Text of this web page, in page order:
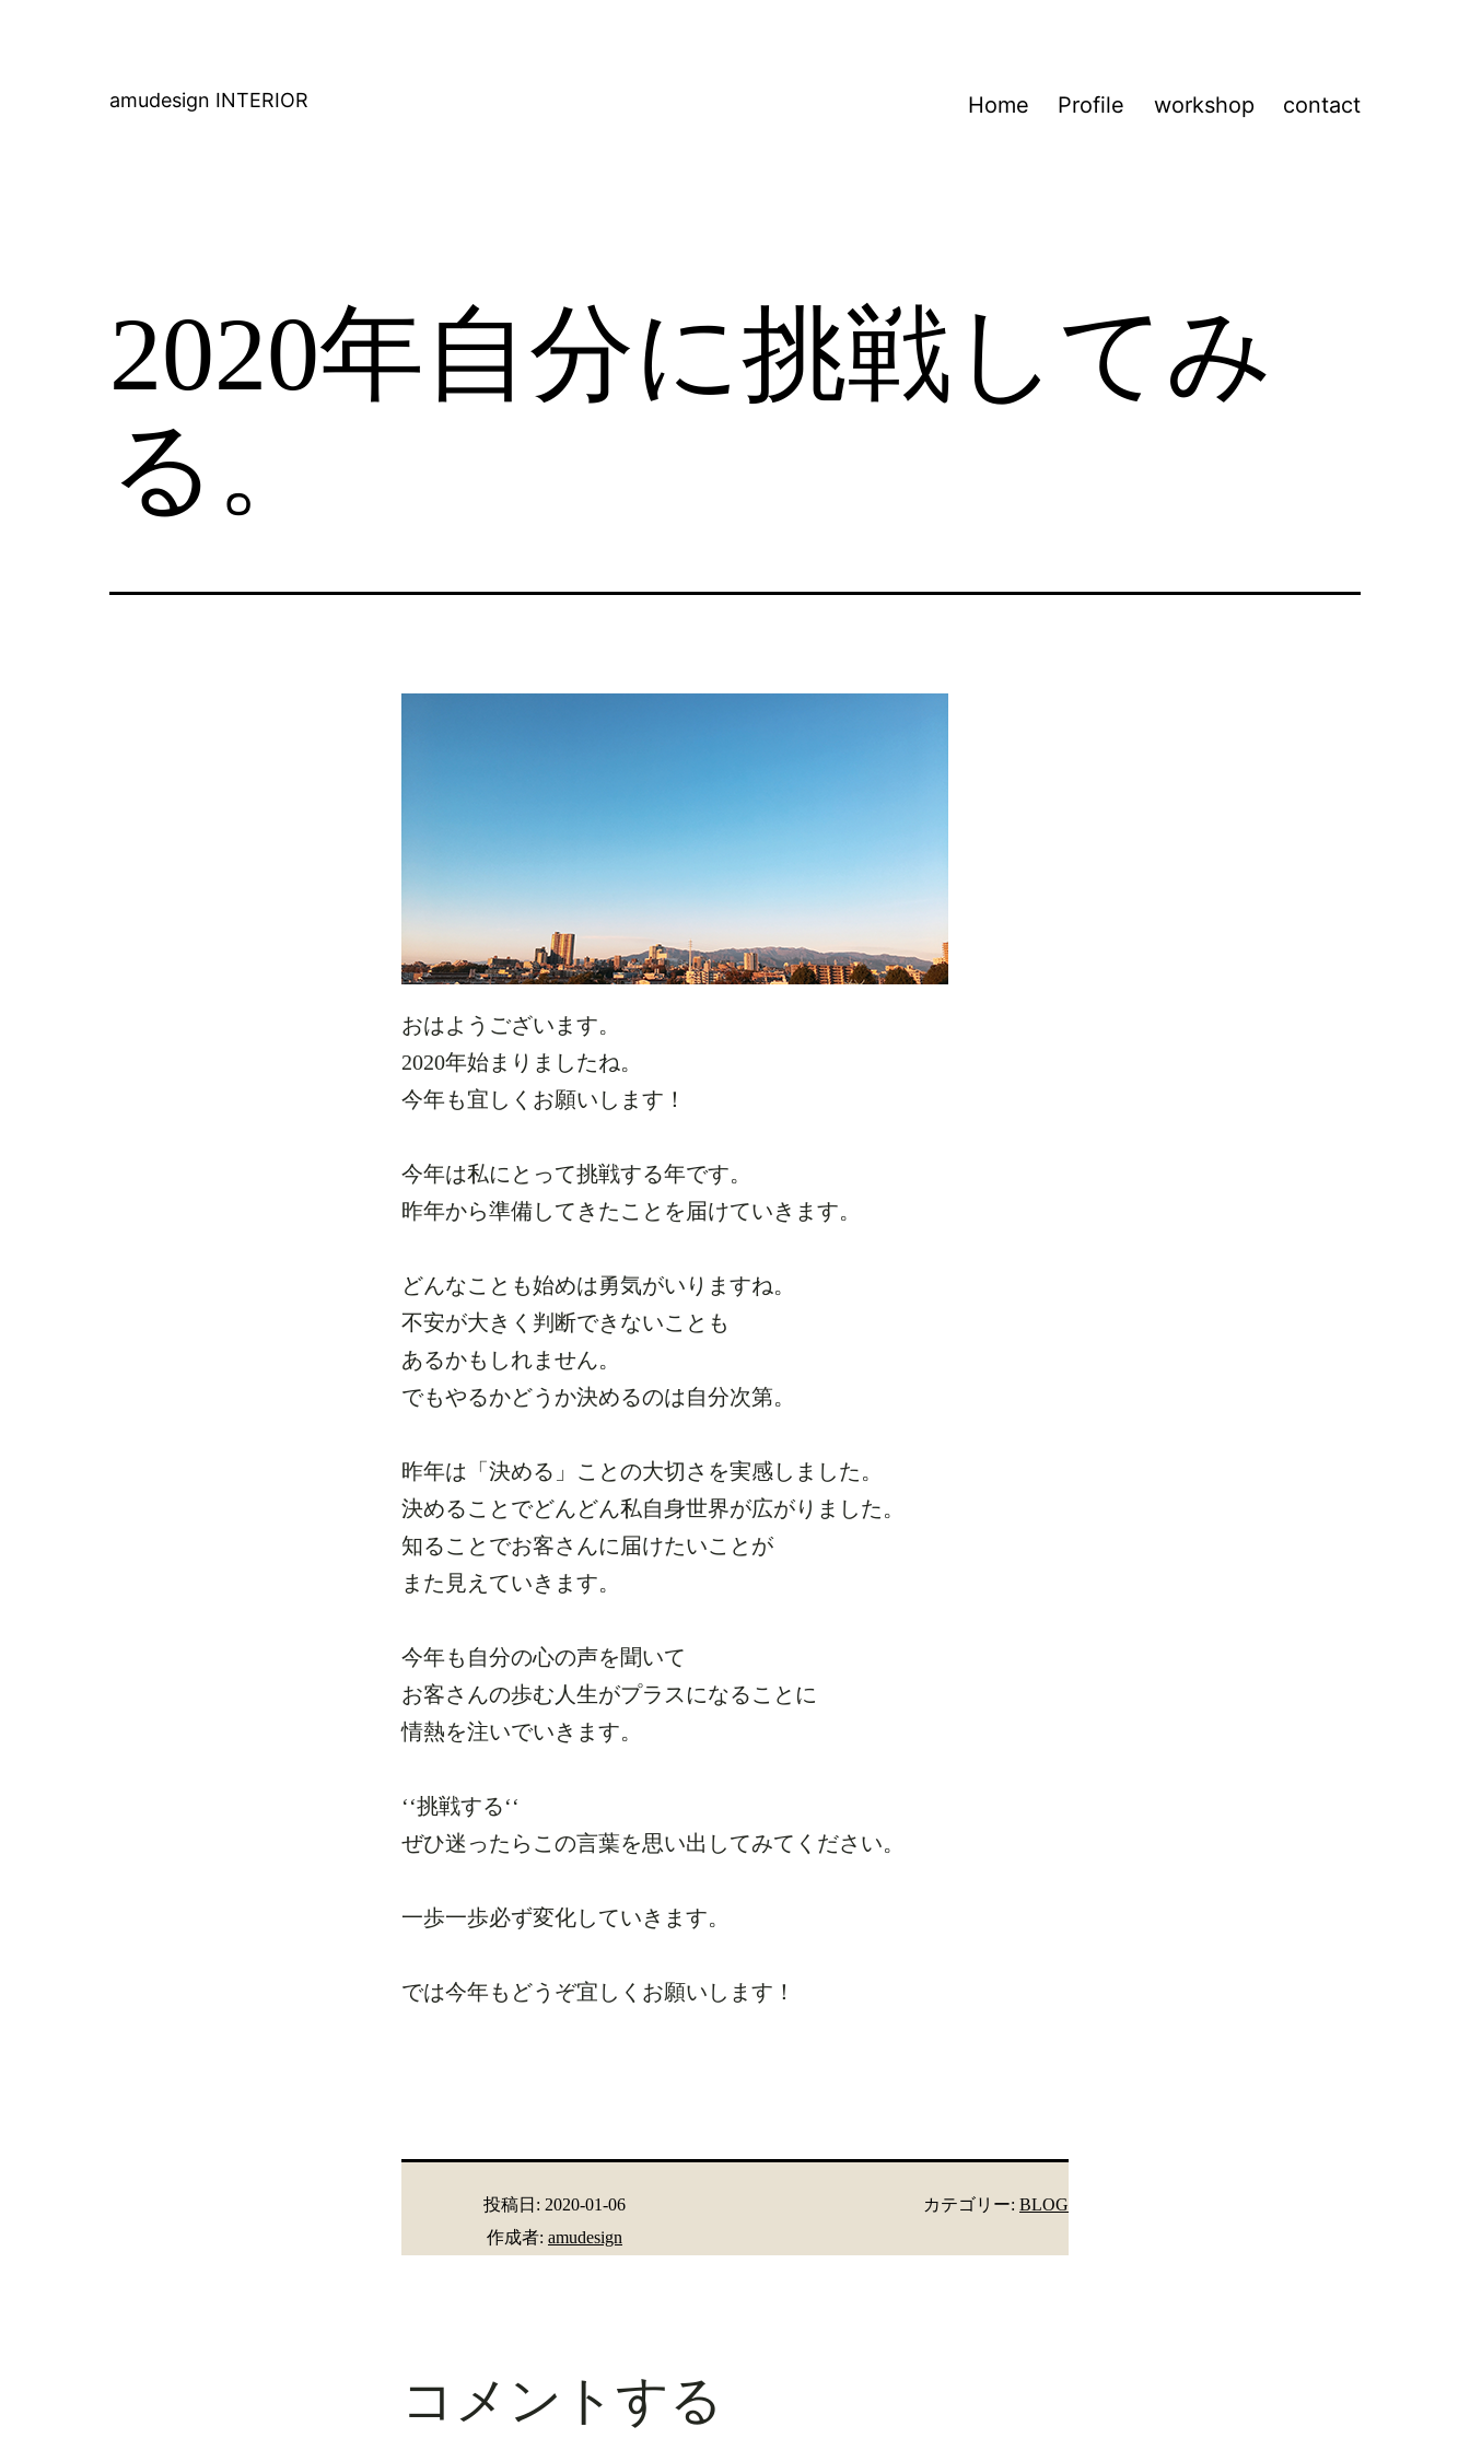
amudesign INTERIOR Home Profile workshop contact
2020年自分に挑戦してみ
る。
おはようございます。
2020年始まりましたね。
今年も宜しくお願いします！
今年は私にとって挑戦する年です。
昨年から準備してきたことを届けていきます。
どんなことも始めは勇気がいりますね。
不安が大きく判断できないことも
あるかもしれません。
でもやるかどうか決めるのは自分次第。
昨年は「決める」ことの大切さを実感しました。
決めることでどんどん私自身世界が広がりました。
知ることでお客さんに届けたいことが
また見えていきます。
今年も自分の心の声を聞いて
お客さんの歩む人生がプラスになることに
情熱を注いでいきます。
‘‘挑戦する‘‘
ぜひ迷ったらこの言葉を思い出してみてください。
一歩一歩必ず変化していきます。
では今年もどうぞ宜しくお願いします！
投稿日: 2020-01-06
作成者: amudesign
カテゴリー: BLOG
コメントする